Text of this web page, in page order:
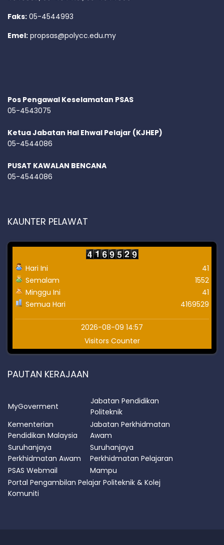
Faks: 05-4544993
Emel: propsas@polycc.edu.my
Pos Pengawal Keselamatan PSAS
05-4543075
Ketua Jabatan Hal Ehwal Pelajar (KJHEP)
05-4544086
PUSAT KAWALAN BENCANA
05-4544086
KAUNTER PELAWAT
Hari Ini
Semalam
Minggu Ini
Semua Hari
41
1552
41
4169529
2026-08-09 14:57
Visitors Counter
PAUTAN KERAJAAN
MyGoverment
Jabatan Pendidikan
Politeknik
Kementerian
Pendidikan Malaysia
Jabatan Perkhidmatan
Awam
Suruhanjaya
Perkhidmatan Awam
Suruhanjaya
Perkhidmatan Pelajaran
PSAS Webmail
Mampu
Portal Pengambilan Pelajar Politeknik & Kolej
Komuniti